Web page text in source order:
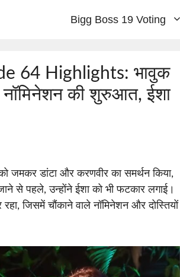
Bigg Boss 19 Voting
64 Highlights: भावुक
नॉमिनेशन की शुरुआत, ईशा
जमकर डांटा और करणवीर का समर्थन किया,
से पहले, उन्होंने ईशा को भी फटकार लगाई।
जिसमें चौंकाने वाले नॉमिनेशन और दोस्तियों